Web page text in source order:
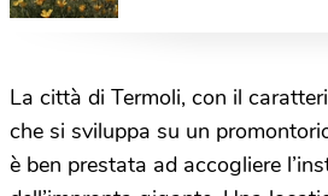
La città di Termoli, con il
che si sviluppa su un
è ben prestata ad accogliere